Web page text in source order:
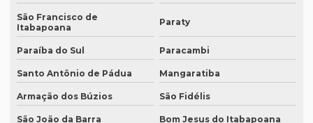
Empresa que traduz artigos científicos
Empresa que traduz artigos científicos em brasília
Empresa que traduz artigos científicos em sp
Empresa que traduz textos jurídicos
Empresa que traduz textos jurídicos em campinas
São Francisco de
Itabapoana
Paraty
Paraíba do Sul Paracambi
Santo Antônio de Pádua Mangaratiba
Armação dos Búzios São Fidélis
São João da Barra Bom Jesus do Itabapoana